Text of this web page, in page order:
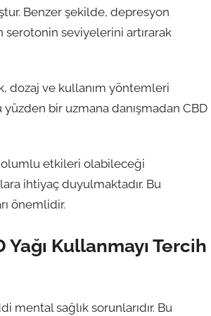
Benzer şekilde, depresyon
seviyelerini artırarak
dozaj ve kullanım yöntemleri
bir uzmana danışmadan CBD
olumlu etkileri olabileceği
ihtiyaç duyulmaktadır. Bu
önemlidir.
Kullanmayı Tercih
sağlık sorunlarıdır. Bu